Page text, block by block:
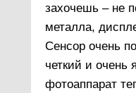
захочешь – не
металла,
Сенсор очень
четкий и очень
фотоаппарат